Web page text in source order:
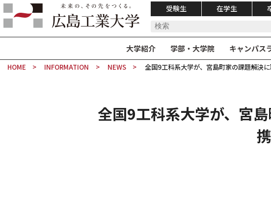
受験生 在学生
大学紹介 学部・大学院 キャンパス
HOME INFORMATION NEWS 全国9工科系大学が、宮島町家の課題解決
全国9工科系大学が、宮